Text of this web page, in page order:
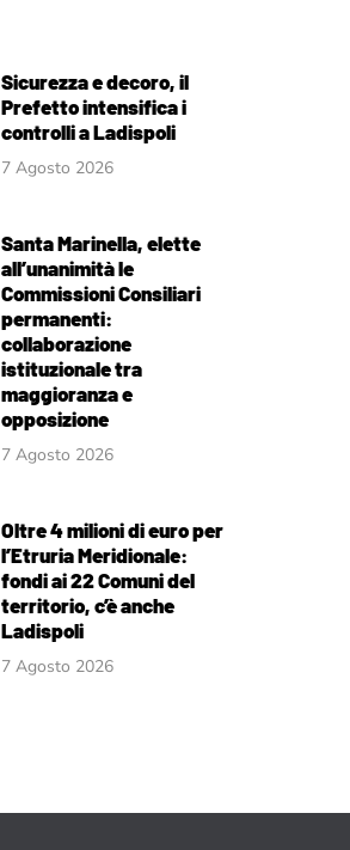
Sicurezza e decoro, il
Prefetto intensifica i
controlli a Ladispoli
7 Agosto 2026
Santa Marinella, elette
all’unanimità le
Commissioni Consiliari
permanenti:
collaborazione
istituzionale tra
maggioranza e
opposizione
7 Agosto 2026
Oltre 4 milioni di euro per
l’Etruria Meridionale:
fondi ai 22 Comuni del
territorio, c’è anche
Ladispoli
7 Agosto 2026